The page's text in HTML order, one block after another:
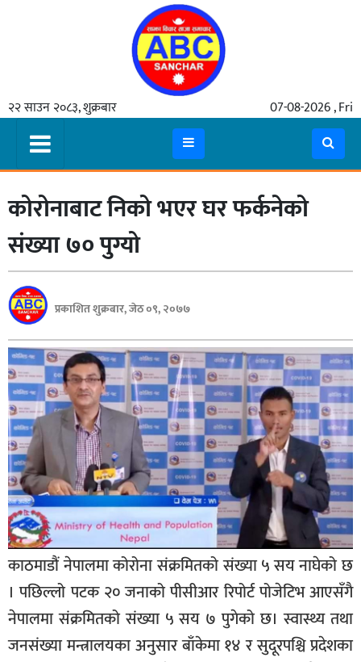
२२ साउन २०८३, शुक्रबार 07-08-2026 , Fri
समाचार
मुख्य
समाचार
कुटनीती
अर्थ
रसरङ्ग
यौन/
स्वास्थ्य
भिडियो
बिशेष
भिडियो
पत्रपत्रिका
खेलकुद
बिश्व
अचम्म
दुनिया
बिचार
कुराकानी
कोरोनाबाट निको भएर घर फर्कनेको
संख्या ७० पुग्यो
प्रकाशित शुक्रबार, जेठ ०९, २०७७
काठमाडौं नेपालमा कोरोना संक्रमितको संख्या ५ सय नाघेको छ
। पछिल्लो पटक २० जनाको पीसीआर रिपोर्ट पोजेटिभ आएसँगै
नेपालमा संक्रमितको संख्या ५ सय ७ पुगेको छ। स्वास्थ्य तथा
जनसंख्या मन्त्रालयका अनुसार बाँकेमा १४ र सुदूरपश्चि प्रदेशका